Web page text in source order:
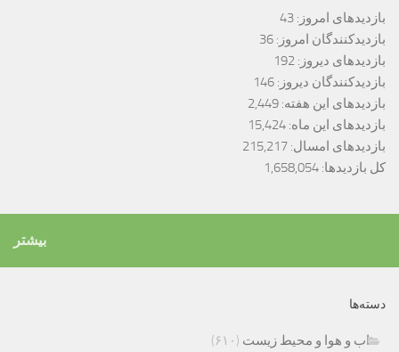
بازدیدهای امروز: 43
بازدیدکنندگان امروز: 36
بازدیدهای دیروز: 192
بازدیدکنندگان دیروز: 146
بازدیدهای این هفته: 2,449
بازدیدهای این ماه: 15,424
بازدیدهای امسال: 215,217
کل بازدیدها: 1,658,054
بیشتر
دسته‌ها
اب و هوا و محیط زیست (۶۱۰)